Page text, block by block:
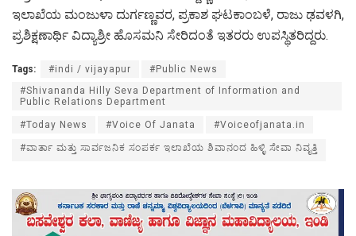
ಇಲಾಖೆಯ ಮಂಜುಳಾ ದುರ್ಗಣ್ಣವರ, ಪ್ರಕಾಶ ಘಟಕಾಂಬಳೆ, ರಾಜು ಢವಳಗಿ,
ಪ್ರಶಿಕ್ಷಣಾರ್ಥಿ ವಿದ್ಯಾಶ್ರೀ ಹೊಸಮನಿ ಸೇರಿದಂತೆ ಇತರರು ಉಪಸ್ಥಿತರಿದ್ದರು.
Tags: #indi / vijayapur
#Public News
#Shivananda Hilly Seva Department of Information and
Public Relations Department
#Today News #Voice Of Janata #Voiceofjanata.in
#ವಾರ್ತಾ ಮತ್ತು ಸಾರ್ವಜನಿಕ ಸಂಪರ್ಕ ಇಲಾಖೆಯ ಶಿವಾನಂದ ಹಿಳ್ಳಿ ಸೇವಾ ನಿವೃತ್ತಿ